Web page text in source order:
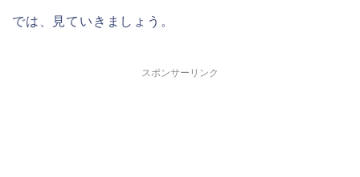
では、見ていきましょう。
スポンサーリンク